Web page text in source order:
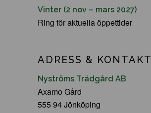
Vinter (2 nov – mars 2027)
Ring för aktuella öppettider
ADRESS & KONTAKT
Nyströms Trädgård AB
Axamo Gård
555 94 Jönköping